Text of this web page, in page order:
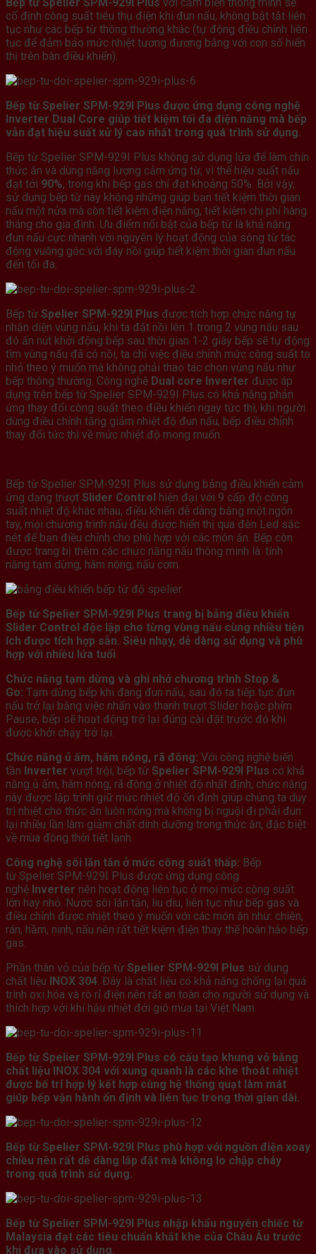
cố định công suất tiêu thụ điện khi đun nấu, không bật tắt liên
tục như các bếp từ thông thường khác (tự động điều chỉnh liên
tục để đảm bảo mức nhiệt tương đương bằng với con số hiển
thị trên bàn điều khiển).
Bếp từ Spelier SPM-929I Plus được ứng dụng công nghệ
Inverter Dual Core giúp tiết kiệm tối đa điện năng mà bếp
vẫn đạt hiệu suất xử lý cao nhất trong quá trình sử dụng.
Bếp từ Spelier SPM-929I Plus không sử dụng lửa để làm chín
thức ăn và dùng năng lượng cảm ứng từ, vì thế hiệu suất nấu
đạt tới 90%, trong khi bếp gas chỉ đạt khoảng 50%. Bởi vậy,
sử dụng bếp từ này không những giúp bạn tiết kiệm thời gian
nấu một nửa mà còn tiết kiệm điện năng, tiết kiệm chi phí hàng
tháng cho gia đình. Ưu điểm nổi bật của bếp từ là khả năng
đun nấu cực nhanh với nguyên lý hoạt động của sóng từ tác
động vuông góc với đáy nồi giúp tiết kiệm thời gian đun nấu
đến tối đa.
Bếp từ Spelier SPM-929I Plus được tích hợp chức năng tự
nhận diện vùng nấu, khi ta đặt nồi lên 1 trong 2 vùng nấu sau
đó ấn nút khởi động bếp sau thời gian 1-2 giây bếp sẽ tự động
tìm vùng nấu đã có nồi, ta chỉ việc điều chỉnh mức công suất to
nhỏ theo ý muốn mà không phải thao tác chọn vùng nấu như
bếp thông thường. Công nghệ Dual core Inverter được áp
dụng trên bếp từ Spelier SPM-929I Plus có khả năng phản
ứng thay đổi công suất theo điều khiển ngay tức thì, khi người
dùng điều chỉnh tăng giảm nhiệt độ đun nấu, bếp điều chỉnh
thay đổi tức thì về mức nhiệt độ mong muốn.
Bếp từ Spelier SPM-929I Plus sử dụng bảng điều khiển cảm
ứng dạng trượt Slider Control hiện đại với 9 cấp độ công
suất nhiệt độ khác nhau, điều khiển dễ dàng bằng một ngón
tay, mọi chương trình nấu đều được hiển thị qua đèn Led sắc
nét để bạn điều chỉnh cho phù hợp với các món ăn. Bếp còn
được trang bị thêm các chức năng nấu thông minh là: tính
năng tạm dừng, hâm nóng, nấu cơm.
Bếp từ Spelier SPM-929I Plus trang bị bảng điều khiển
Slider Control độc lập cho từng vùng nấu cùng nhiều tiện
ích được tích hợp sẵn. Siêu nhạy, dễ dàng sử dụng và phù
hợp với nhiều lứa tuổi
Chức năng tạm dừng và ghi nhớ chương trình Stop &
Go: Tạm dừng bếp khi đang đun nấu, sau đó ta tiếp tục đun
nấu trở lại bằng việc nhấn vào thanh trượt Slider hoặc phím
Pause, bếp sẽ hoạt động trở lại đúng cài đặt trước đó khi
được khởi chạy trở lại.
Chức năng ủ ấm, hâm nóng, rã đông: Với công nghệ biến
tần Inverter vượt trội, bếp từ Spelier SPM-929I Plus có khả
năng ủ ấm, hâm nóng, rã đông ở nhiệt độ nhất định, chức năng
này được lập trình giữ mức nhiệt độ ổn định giúp chúng ta duy
trì nhiệt cho thức ăn luôn nóng mà không bị nguội đi phải đun
lại nhiều lần làm giảm chất dinh dưỡng trong thức ăn, đặc biệt
về mùa đông thời tiết lạnh.
Công nghệ sôi lăn tăn ở mức công suất thấp: Bếp
từ Spelier SPM-929I Plus được ứng dụng công
nghệ Inverter nên hoạt động liên tục ở mọi mức công suất
lớn hay nhỏ. Nước sôi lăn tăn, liu diu, liên tục như bếp gas và
điều chỉnh được nhiệt theo ý muốn với các món ăn như: chiên,
rán, hầm, ninh, nấu nên rất tiết kiệm điện thay thế hoàn hảo bếp
gas.
Phần thân vỏ của bếp từ Spelier SPM-929I Plus sử dụng
chất liệu INOX 304. Đây là chất liệu có khả năng chống lại quá
trình oxi hóa và rò rỉ điện nên rất an toàn cho người sử dụng và
thích hợp với khí hậu nhiệt đới gió mùa tại Việt Nam.
Bếp từ Spelier SPM-929I Plus có cấu tạo khung vỏ bằng
chất liệu INOX 304 với xung quanh là các khe thoát nhiệt
được bố trí hợp lý kết hợp cùng hệ thống quạt làm mát
giúp bếp vận hành ổn định và liên tục trong thời gian dài.
Bếp từ Spelier SPM-929I Plus phù hợp với nguồn điện xoay
chiều nên rất dễ dàng lắp đặt mà không lo chập cháy
trong quá trình sử dụng.
Bếp từ Spelier SPM-929I Plus nhập khẩu nguyên chiếc từ
Malaysia đạt các tiêu chuẩn khắt khe của Châu Âu trước
khi đưa vào sử dụng.